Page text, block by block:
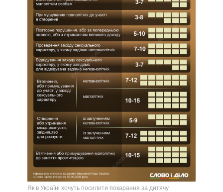
Як в Україні хочуть посилити покарання за дитячу